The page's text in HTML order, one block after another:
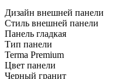
Дизайн внешней панели
Стиль внешней панели
Панель гладкая
Тип панели
Terma Premium
Цвет панели
Черный гранит